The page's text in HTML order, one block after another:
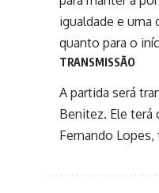
igualdade e
quanto para o
TRANSMISSÃO
A partida será
Benitez. Ele terá
Fernando Lopes,